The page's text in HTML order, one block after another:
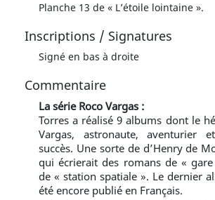
Planche 13 de « L’étoile lointaine ».
Inscriptions / Signatures
Signé en bas à droite
Commentaire
La série Roco Vargas :
Torres a réalisé 9 albums dont le
Vargas, astronaute, aventurier
succès. Une sorte de d’Henry de
qui écrierait des romans de «
de « station spatiale ». Le dernier
été encore publié en Français.